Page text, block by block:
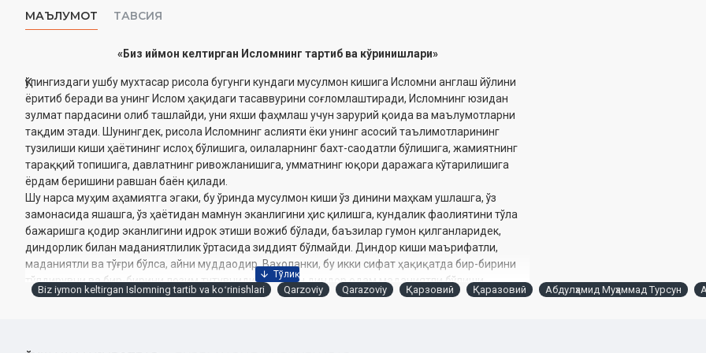
МАЪЛУМОТ ТАВСИЯ
«Биз иймон келтирган Исломнинг тартиб ва кўринишлари»
Қўлингиздаги ушбу мухтасар рисола бугунги кундаги мусулмон кишига Исломни англаш йўлини
ёритиб беради ва унинг Ислом ҳақидаги тасаввурини соғломлаштиради, Исломнинг юзидан
зулмат пардасини олиб ташлайди, уни яхши фаҳмлаш учун зарурий қоида ва маълумотларни
тақдим этади. Шунингдек, рисола Исломнинг аслияти ёки унинг асосий таълимотларининг
тузилиши киши ҳаётининг ислоҳ бўлишига, оилаларнинг бахт-саодатли бўлишига, жамиятнинг
тараққий топишига, давлатнинг ривожланишига, умматнинг юқори даражага кўтарилишига
ёрдам беришини равшан баён қилади.
Шу нарса муҳим аҳамиятга эгаки, бу ўринда мусулмон киши ўз динини маҳкам ушлашга, ўз
замонасида яшашга, ўз ҳаётидан мамнун эканлигини ҳис қилишга, кундалик фаолиятини тўла
бажаришга қодир эканлигини идрок этиши вожиб бўлади, баъзилар гумон қилганларидек,
диндорлик билан маданиятлилик ўртасида зиддият бўлмайди. Диндор киши маърифатли,
маданиятли ва тўғри бўлса, айни муддаодир. Ваҳоланки, бу икки сифат ҳақиқатда бир-бирини
тўлдирувчи ва бир-бирини лозим тутувчидир. Бундан диндор одам маданиятли бўлиши,
маданиятли одам эса диндор бўлиши келиб чиқади. Ҳақ дин – ҳақ маданиятнинг асосидир.
Biz iymon keltirgan Islomning tartib va koʻrinishlari Qarzoviy Qarazoviy Қарзовий Қаразовий Абдулҳамид Муҳаммад Турсун